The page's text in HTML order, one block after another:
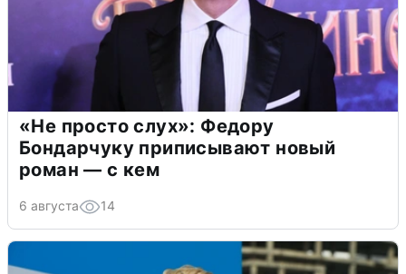
«Не просто слух»: Федору
Бондарчуку приписывают новый
роман — с кем
6 августа 14